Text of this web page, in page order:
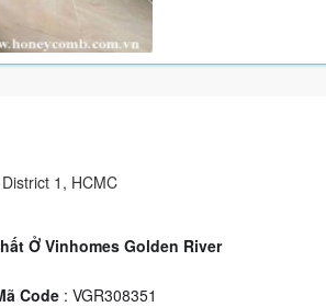
1, HCMC
Ở Vinhomes Golden River
Code : VGR308351